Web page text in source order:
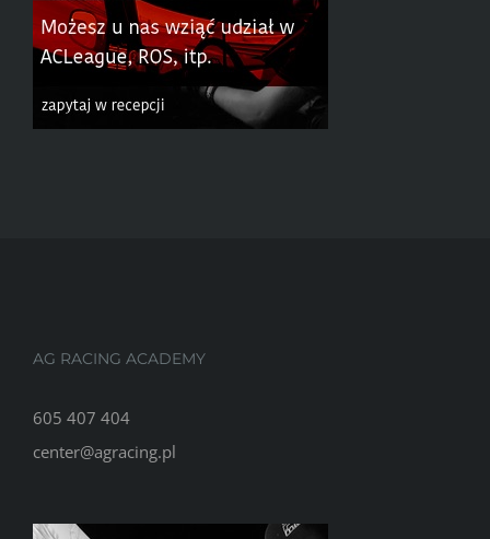
AG RACING ACADEMY
605 407 404
center@agracing.pl